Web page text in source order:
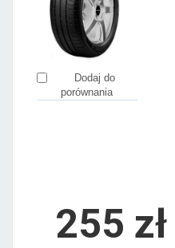
Dodaj do
porównania
255 zł